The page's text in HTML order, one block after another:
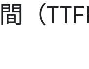
（